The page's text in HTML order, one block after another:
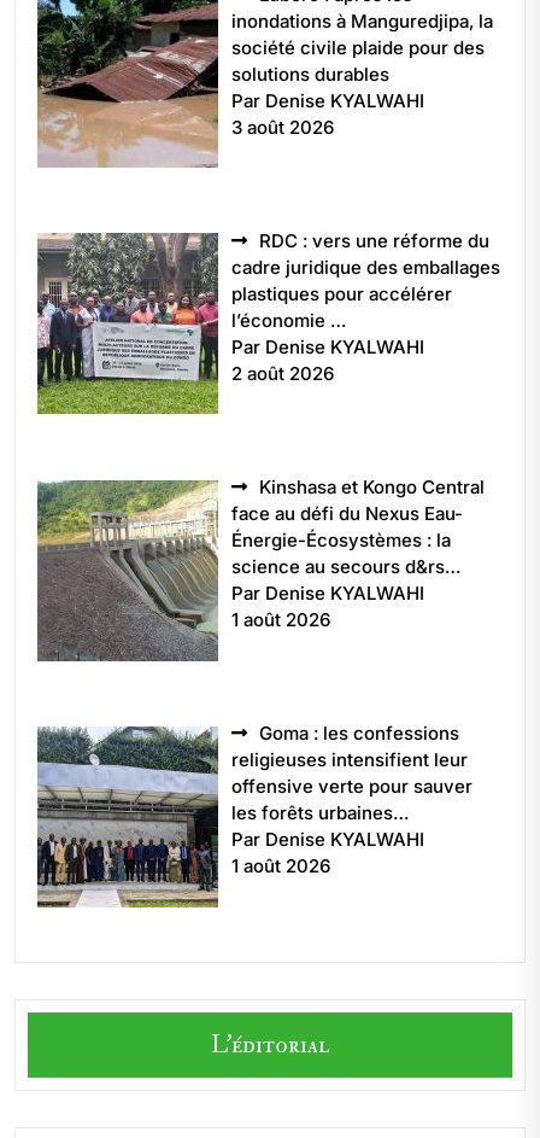
inondations à Manguredjipa, la
société civile plaide pour des
solutions durables
Par Denise KYALWAHI
3 août 2026
RDC : vers une réforme du
cadre juridique des emballages
plastiques pour accélérer
l’économie …
Par Denise KYALWAHI
2 août 2026
Kinshasa et Kongo Central
face au défi du Nexus Eau-
Énergie-Écosystèmes : la
science au secours d&rs…
Par Denise KYALWAHI
1 août 2026
Goma : les confessions
religieuses intensifient leur
offensive verte pour sauver
les forêts urbaines…
Par Denise KYALWAHI
1 août 2026
L'éditorial